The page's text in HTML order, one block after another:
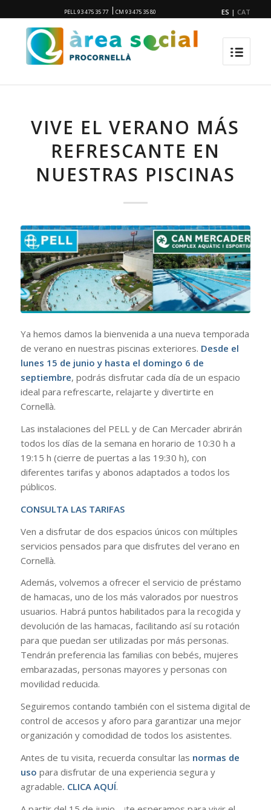
PELL 93 475 35 77 | CM 93 475 35 80 ES | CAT
VIVE EL VERANO MÁS
REFRESCANTE EN
NUESTRAS PISCINAS
Ya hemos damos la bienvenida a una nueva temporada
de verano en nuestras piscinas exteriores. Desde el
lunes 15 de junio y hasta el domingo 6 de
septiembre, podrás disfrutar cada día de un espacio
ideal para refrescarte, relajarte y divertirte en
Cornellà.
Las instalaciones del PELL y de Can Mercader abrirán
todos los días de la semana en horario de 10:30 h a
19:15 h (cierre de puertas a las 19:30 h), con
diferentes tarifas y abonos adaptados a todos los
públicos.
CONSULTA LAS TARIFAS
Ven a disfrutar de dos espacios únicos con múltiples
servicios pensados para que disfrutes del verano en
Cornellà.
Además, volvemos a ofrecer el servicio de préstamo
de hamacas, uno de los más valorados por nuestros
usuarios. Habrá puntos habilitados para la recogida y
devolución de las hamacas, facilitando así su rotación
para que puedan ser utilizadas por más personas.
Tendrán preferencia las familias con bebés, mujeres
embarazadas, personas mayores y personas con
movilidad reducida.
Seguiremos contando también con el sistema digital de
control de accesos y aforo para garantizar una mejor
organización y comodidad de todos los asistentes.
Antes de tu visita, recuerda consultar las normas de
uso para disfrutar de una experiencia segura y
agradable. CLICA AQUÍ.